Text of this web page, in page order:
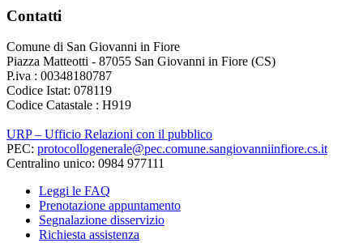
Contatti
Comune di San Giovanni in Fiore
Piazza Matteotti - 87055 San Giovanni in Fiore (CS)
P.iva : 00348180787
Codice Istat: 078119
Codice Catastale : H919
URP – Ufficio Relazioni con il pubblico
PEC: protocollogenerale@pec.comune.sangiovanniinfiore.cs.it
Centralino unico: 0984 977111
Leggi le FAQ
Prenotazione appuntamento
Segnalazione disservizio
Richiesta assistenza